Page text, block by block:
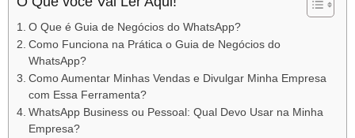
O Que é Guia de Negócios do WhatsApp?
Como Funciona na Prática o Guia de Negócios do
WhatsApp?
Como Aumentar Minhas Vendas e Divulgar Minha Empresa
com Essa Ferramenta?
WhatsApp Business ou Pessoal: Qual Devo Usar na Minha
Empresa?